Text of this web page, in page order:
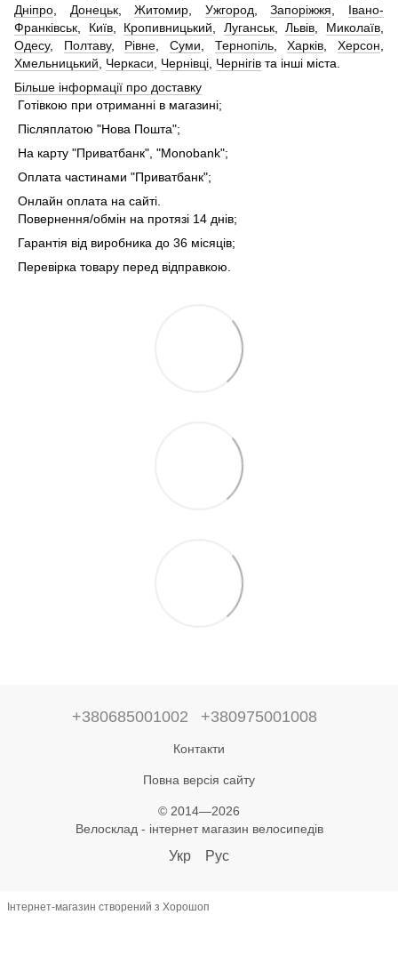
Дніпро
Донецьк,Житомир Ужгород ,Запоріжжя
Івано-
Франківськ
Київ, Кропивницький Луганськ,Львів Миколаїв
Одесу, Полтаву, Рівне ,Суми Тернопіль,Харків ,Херсон
Хмельницький
Черкаси Чернівці Чернігів та інші міста.
Більше інформації про доставку
Готівкою при отриманні в магазині;
Післяплатою "Нова Пошта";
На карту "Приватбанк", "Monobank";
Оплата частинами "Приватбанк";
Онлайн оплата на сайті.
Повернення/обмін на протязі 14 днів;
Гарантія від виробника до 36 місяців;
Перевірка товару перед відправкою.
+380685001002 +380975001008
Контакти
Повна версія сайту
© 2014—2026
Велосклад - інтернет магазин велосипедів
Укр Рус
Інтернет-магазин створений з Хорошоп